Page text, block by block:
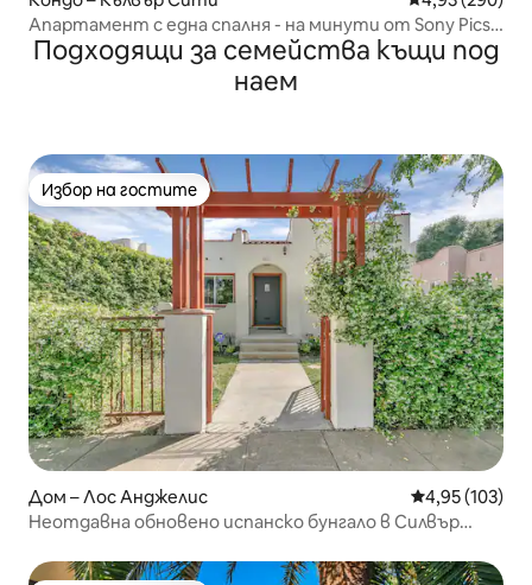
Апартамент с една спалня - на минути от Sony Pics
и каналите на Венеция
Подходящи за семейства къщи под
наем
Избор на гостите
Избор на гостите
Дом – Лос Анджелис Средна
4,95 (103)
Неотдавна обновено испанско бунгало в Силвър